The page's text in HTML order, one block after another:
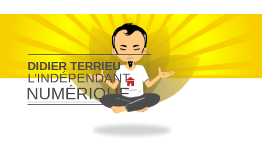
DIDIER TERRIEU
L'INDÉPENDANT
NUMÉRIQUE